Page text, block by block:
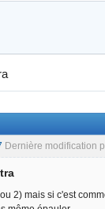
Dernière modification
2) mais si c'est